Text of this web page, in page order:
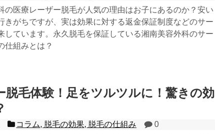
の医療レーザー脱毛が人気の理由はお子にあるのか？安い
きがちですが、実は効果に対する返金保証制度などのサー
しています。永久脱毛を保証している湘南美容外科のサー
仕組みとは？
脱毛体験！足をツルツルに！驚きの効
コラム, 脱毛の効果, 脱毛の仕組み
0